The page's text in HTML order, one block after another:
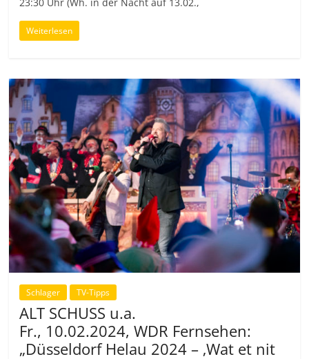
Weiterlesen
Schlager TV-Tipps
ALT SCHUSS u.a.
Fr., 10.02.2024, WDR Fernsehen:
„Düsseldorf Helau 2024 – ‚Wat et nit